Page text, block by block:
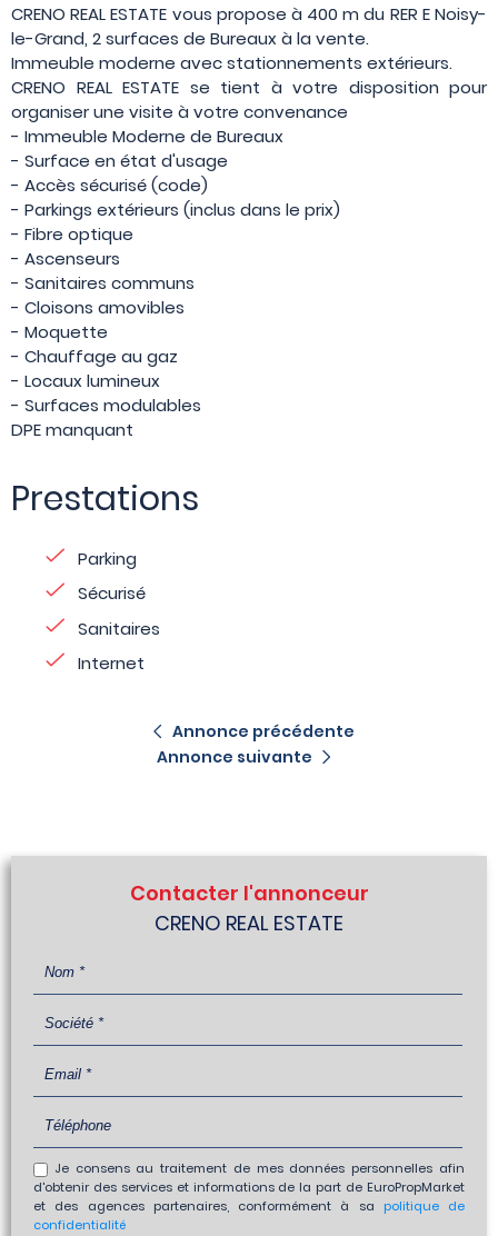
CRENO REAL ESTATE vous propose à 400 m du RER E Noisy-
le-Grand, 2 surfaces de Bureaux à la vente.
Immeuble moderne avec stationnements extérieurs.
CRENO REAL ESTATE se tient à votre disposition pour
organiser une visite à votre convenance
- Immeuble Moderne de Bureaux
- Surface en état d'usage
- Accès sécurisé (code)
- Parkings extérieurs (inclus dans le prix)
- Fibre optique
- Ascenseurs
- Sanitaires communs
- Cloisons amovibles
- Moquette
- Chauffage au gaz
- Locaux lumineux
- Surfaces modulables
DPE manquant
Prestations
Parking
Sécurisé
Sanitaires
Internet
Annonce précédente
Annonce suivante
Contacter l'annonceur
CRENO REAL ESTATE
Je consens au traitement de mes données personnelles afin
d'obtenir des services et informations de la part de EuroPropMarket
et des agences partenaires, conformément à sa politique de
confidentialité